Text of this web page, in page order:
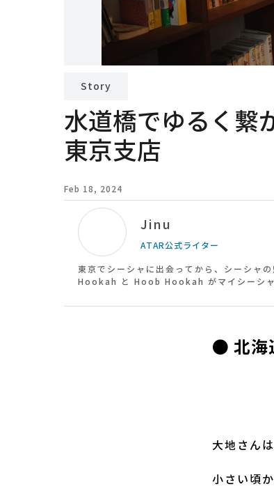
Story
水道橋でゆるく繋
東京支店
Feb 18, 2024
Jinu
ATAR公式ライター
東京でシーシャに出会ってから、シーシャ
Hookah と Hoob Hookah がマイシーシャ
● 北海
大地さん
小さい頃